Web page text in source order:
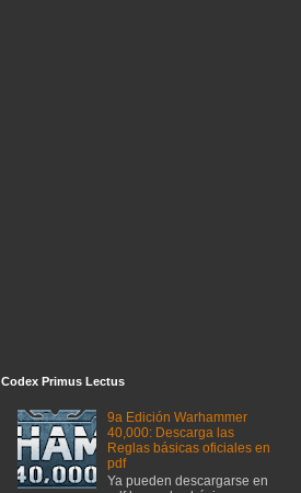
Codex Primus Lectus
9a Edición Warhammer
40,000: Descarga las
Reglas básicas oficiales en
pdf
Ya pueden descargarse en